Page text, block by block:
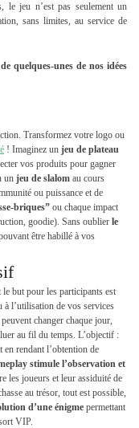
le jeu n’est pas seulement un
sans limites, au service de
quelques-unes de nos idées
Transformez votre logo ou
! Imaginez un jeu de plateau
vos produits pour gagner
un jeu de slalom au cours
ou puissance et de
briques” ou chaque impact
goodie). Sans oublier le
être habillé à vos
but pour les participants est
à l’utilisation de vos services
changer chaque jour,
au fil du temps. L’objectif :
rendant l’obtention de
stimule l’observation et
les joueurs et leur assiduité de
au trésor, tout est possible,
d’une énigme permettant
VIP.